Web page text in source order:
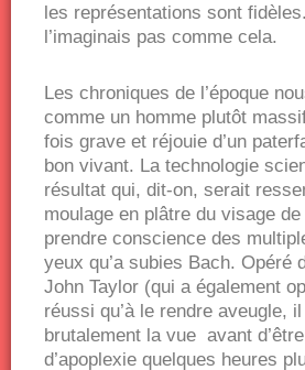
les représentations sont
l’imaginais pas comme cela.
Les chroniques de l’époque
comme un homme plutôt
fois grave et réjouie d’un
bon vivant. La technologie
résultat qui, dit-on, serait
moulage en plâtre du visage
prendre conscience des
yeux qu’a subies Bach. Opéré
John Taylor (qui a également
réussi qu’à le rendre aveugle,
brutalement la vue avant
d’apoplexie quelques heures